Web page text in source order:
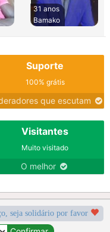
31 anos
Bamako
Suporte
100% grátis
que escutam
Visitantes
Muito visitado
O melhor
seja solidário por favor